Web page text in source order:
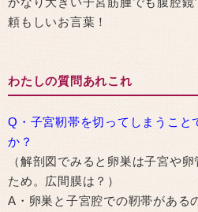
頼もしいお言葉！
わたしの質問あれこれ
Q・子宮靭帯を切ってしまうこと
か？
（解剖図でみると卵巣は子宮や
ため。広間膜は？）
A・卵巣と子宮腔での靭帯がある